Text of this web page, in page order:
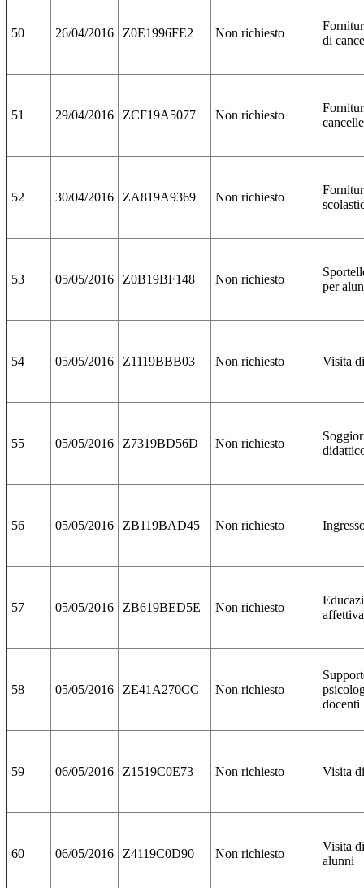
50 26/04/2016 Z0E1996FE2 Non richiesto
di
51 29/04/2016 ZCF19A5077 Non richiesto
52 30/04/2016 ZA819A9369 Non richiesto
53 05/05/2016 Z0B19BF148 Non richiesto
per
54 05/05/2016 Z1119BBB03 Non richiesto Visita
55 05/05/2016 Z7319BD56D Non richiesto
56 05/05/2016 ZB119BAD45 Non richiesto
57 05/05/2016 ZB619BED5E Non richiesto
58 05/05/2016 ZE41A270CC Non richiesto
docenti
59 06/05/2016 Z1519C0E73 Non richiesto Visita
60 06/05/2016 Z4119C0D90 Non richiesto
Visita
alunni